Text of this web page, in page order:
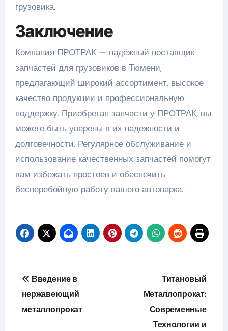
грузовика.
Заключение
Компания ПРОТРАК — надёжный поставщик
запчастей для грузовиков в Тюмени,
предлагающий широкий ассортимент, высокое
качество продукции и профессиональную
поддержку. Приобретая запчасти у ПРОТРАК, вы
можете быть уверены в их надежности и
долговечности. Регулярное обслуживание и
использование качественных запчастей помогут
вам избежать простоев и обеспечить
бесперебойную работу вашего автопарка.
Навигация
по
записям
Введение в
нержавеющий
металлопрокат
Титановый
Металлопрокат:
Современные
Технологии и